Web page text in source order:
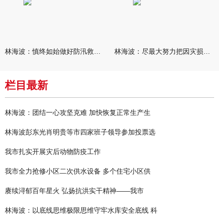
栏目最新
林海波：团结一心攻坚克难 加快恢复正常生产生
林海波彭东光肖明贵等市四家班子领导参加投票选
我市扎实开展灾后动物防疫工作
我市全力抢修小区二次供水设备 多个住宅小区供
赓续浔郁百年星火 弘扬抗洪实干精神——我市
林海波：以底线思维极限思维守牢水库安全底线 科